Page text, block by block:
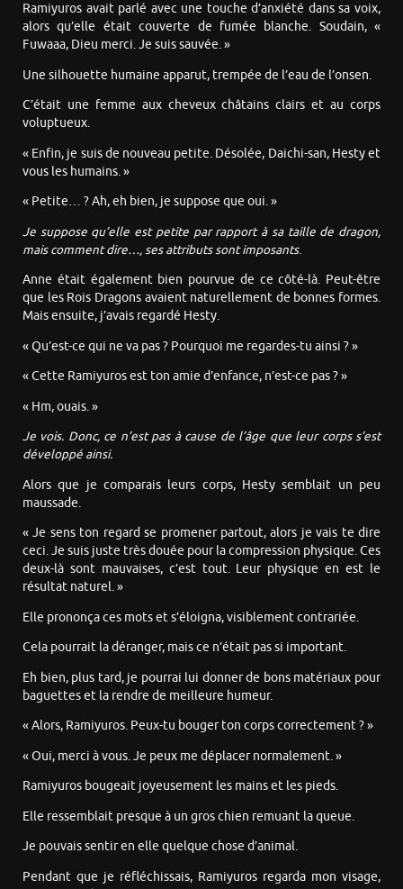
Ramiyuros avait parlé avec une touche d’anxiété dans sa voix,
alors qu’elle était couverte de fumée blanche. Soudain, «
Fuwaaa, Dieu merci. Je suis sauvée. »
Une silhouette humaine apparut, trempée de l’eau de l’onsen.
C’était une femme aux cheveux châtains clairs et au corps
voluptueux.
« Enfin, je suis de nouveau petite. Désolée, Daichi-san, Hesty et
vous les humains. »
« Petite… ? Ah, eh bien, je suppose que oui. »
Je suppose qu’elle est petite par rapport à sa taille de dragon,
mais comment dire…, ses attributs sont imposants.
Anne était également bien pourvue de ce côté-là. Peut-être
que les Rois Dragons avaient naturellement de bonnes formes.
Mais ensuite, j’avais regardé Hesty.
« Qu’est-ce qui ne va pas ? Pourquoi me regardes-tu ainsi ? »
« Cette Ramiyuros est ton amie d’enfance, n’est-ce pas ? »
« Hm, ouais. »
Je vois. Donc, ce n’est pas à cause de l’âge que leur corps s’est
développé ainsi.
Alors que je comparais leurs corps, Hesty semblait un peu
maussade.
« Je sens ton regard se promener partout, alors je vais te dire
ceci. Je suis juste très douée pour la compression physique. Ces
deux-là sont mauvaises, c’est tout. Leur physique en est le
résultat naturel. »
Elle prononça ces mots et s’éloigna, visiblement contrariée.
Cela pourrait la déranger, mais ce n’était pas si important.
Eh bien, plus tard, je pourrai lui donner de bons matériaux pour
baguettes et la rendre de meilleure humeur.
« Alors, Ramiyuros. Peux-tu bouger ton corps correctement ? »
« Oui, merci à vous. Je peux me déplacer normalement. »
Ramiyuros bougeait joyeusement les mains et les pieds.
Elle ressemblait presque à un gros chien remuant la queue.
Je pouvais sentir en elle quelque chose d’animal.
Pendant que je réfléchissais, Ramiyuros regarda mon visage,